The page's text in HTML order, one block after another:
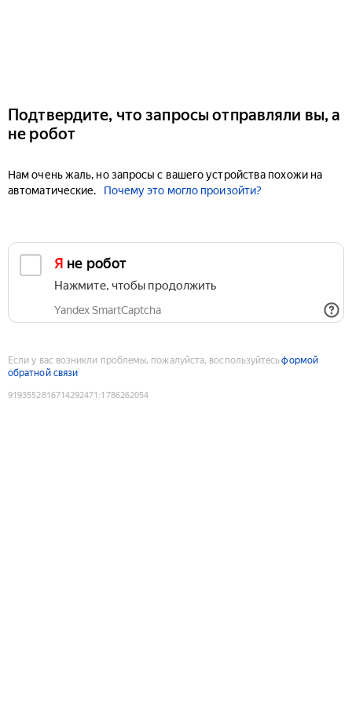
Подтвердите, что запросы отправляли вы, а
не робот
Нам очень жаль, но запросы с вашего устройства похожи на
автоматические.
Почему это могло произойти?
Я не робот
Нажмите, чтобы продолжить
Yandex SmartCaptcha
Если у вас возникли проблемы, пожалуйста, воспользуйтесьформой
обратной связи
9193552816714292471 :1786262054